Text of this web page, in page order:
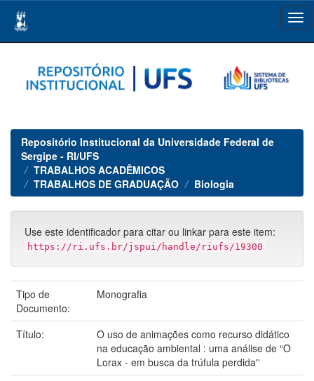
navigation
Repositório Institucional da Universidade Federal de
Sergipe - RI/UFS
TRABALHOS ACADÊMICOS
TRABALHOS DE GRADUAÇÃO
Biologia
Use este identificador para citar ou linkar para este item:
https://ri.ufs.br/jspui/handle/riufs/19300
Tipo de
Documento:
Monografia
Título:
O uso de animações como recurso didático
na educação ambiental : uma análise de “O
Lorax - em busca da trúfula perdida''